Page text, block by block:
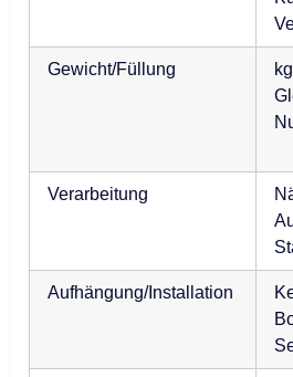
Gewicht/Füllung
Verarbeitung
Aufhängung/Installation